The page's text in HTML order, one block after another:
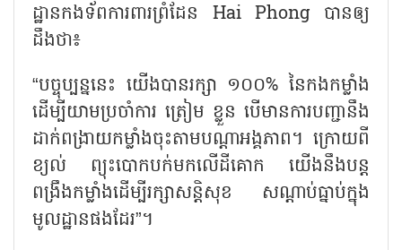
ដ្ឋានកងទ័ពការពារព្រំដែន Hai Phong បានឲ្យ
ដឹងថា៖
“បច្ចុប្បន្ននេះ យើងបានរក្សា ១០០% នៃកងកម្លាំង
ដើម្បីយាមប្រចាំការ ត្រៀម ខ្លួន បើមានការបញ្ជានឹង
ដាក់ពង្រាយកម្លាំងចុះតាមបណ្តាអង្គភាព។ ក្រោយពី
ខ្យល់ ព្យុះបោកបក់មកលើដីគោក យើងនឹងបន្ត
ពង្រឹងកម្លាំងដើម្បីរក្សាសន្តិសុខ សណ្តាប់ធ្នាប់ក្នុង
មូលដ្ឋានផងដែរ”។